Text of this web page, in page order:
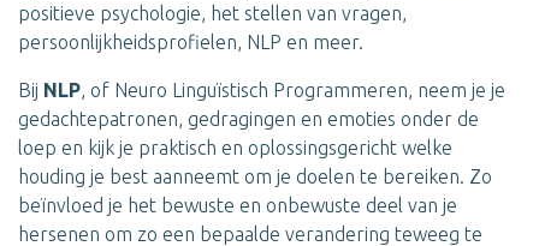
positieve psychologie, het stellen van vragen,
persoonlijkheidsprofielen, NLP en meer.
Bij NLP , of Neuro Linguïstisch Programmeren, neem je je
gedachtepatronen, gedragingen en emoties onder de
loep en kijk je praktisch en oplossingsgericht welke
houding je best aanneemt om je doelen te bereiken. Zo
beïnvloed je het bewuste en onbewuste deel van je
hersenen om zo een bepaalde verandering teweeg te